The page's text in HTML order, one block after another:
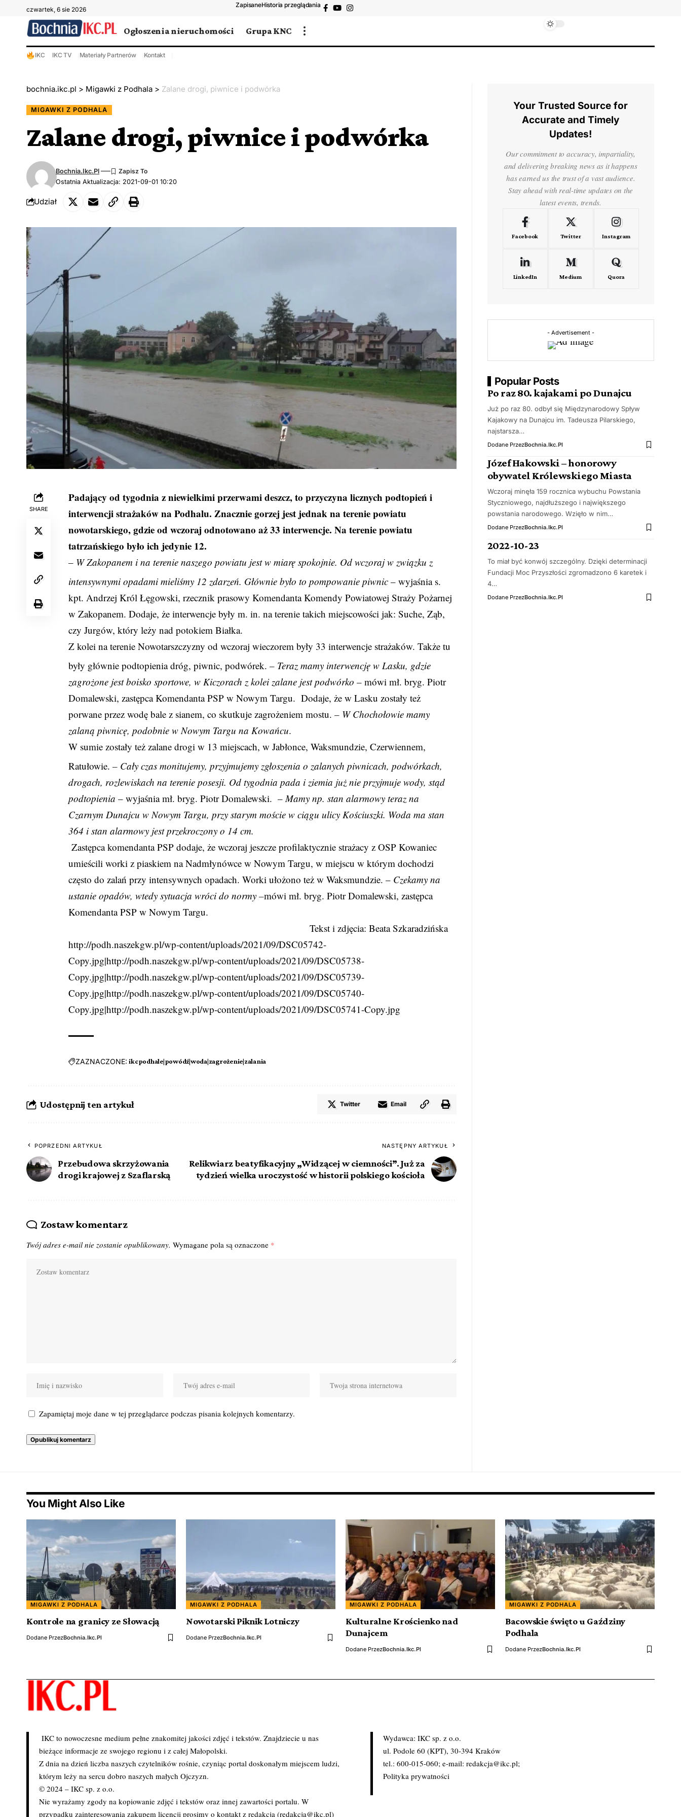
czwartek, 6 sie 2026
ZapisaneHistoria przeglądania
Ogłoszenia nieruchomości Grupa KNC
IKC IKC TV Materiały Partnerów Kontakt
bochnia.ikc.pl > Migawki z Podhala > Zalane drogi, piwnice i podwórka
MIGAWKI Z PODHALA
Zalane drogi, piwnice i podwórka
Ostatnia Aktualizacja: 2021-09-01 10:20
Bochnia.ikc.pl
Udział
SHARE
Padający od tygodnia z niewielkimi przerwami deszcz, to przyczyna licznych podtopień i
interwencji strażaków na Podhalu. Znacznie gorzej jest jednak na terenie powiatu
nowotarskiego, gdzie od wczoraj odnotowano aż 33 interwencje. Na terenie powiatu
tatrzańskiego było ich jedynie 12.
– W Zakopanem i na terenie naszego powiatu jest w miarę spokojnie. Od wczoraj w związku z
intensywnymi opadami mieliśmy 12 zdarzeń. Głównie było to pompowanie piwnic – wyjaśnia s.
kpt. Andrzej Król Łęgowski, rzecznik prasowy Komendanta Komendy Powiatowej Straży Pożarnej
w Zakopanem. Dodaje, że interwencje były m. in. na terenie takich miejscowości jak: Suche, Ząb,
czy Jurgów, który leży nad potokiem Białka.
Z kolei na terenie Nowotarszczyzny od wczoraj wieczorem były 33 interwencje strażaków. Także tu
były głównie podtopienia dróg, piwnic, podwórek.– Teraz mamy interwencję w Lasku, gdzie
zagrożone jest boisko sportowe, w Kiczorach z kolei zalane jest podwórko – mówi mł. bryg. Piotr
Domalewski, zastępca Komendanta PSP w Nowym Targu. Dodaje, że w Lasku zostały też
porwane przez wodę bale z sianem, co skutkuje zagrożeniem mostu.– W Chochołowie mamy
zalaną piwnicę, podobnie w Nowym Targu na Kowańcu.
W sumie zostały też zalane drogi w 13 miejscach, w Jabłonce, Waksmundzie, Czerwiennem,
Ratułowie.– Cały czas monitujemy, przyjmujemy zgłoszenia o zalanych piwnicach, podwórkach,
drogach, rozlewiskach na terenie posesji. Od tygodnia pada i ziemia już nie przyjmuje wody, stąd
podtopienia – wyjaśnia mł. bryg. Piotr Domalewski. –Mamy np. stan alarmowy teraz na
Czarnym Dunajcu w Nowym Targu, przy starym moście w ciągu ulicy Kościuszki. Woda ma stan
364 i stan alarmowy jest przekroczony o 14 cm.
Zastępca komendanta PSP dodaje, że wczoraj jeszcze profilaktycznie strażacy z OSP Kowaniec
umieścili worki z piaskiem na Nadmłynówce w Nowym Targu, w miejscu w którym dochodzi
często do zalań przy intensywnych opadach. Worki ułożono też w Waksmundzie. – Czekamy na
ustanie opadów, wtedy sytuacja wróci do normy –mówi mł. bryg. Piotr Domalewski, zastępca
Komendanta PSP w Nowym Targu.
Tekst i zdjęcia: Beata Szkaradzińska
http://podh.naszekgw.pl/wp-content/uploads/2021/09/DSC05742-
Copy.jpg|http://podh.naszekgw.pl/wp-content/uploads/2021/09/DSC05738-
Copy.jpg|http://podh.naszekgw.pl/wp-content/uploads/2021/09/DSC05739-
Copy.jpg|http://podh.naszekgw.pl/wp-content/uploads/2021/09/DSC05740-
Copy.jpg|http://podh.naszekgw.pl/wp-content/uploads/2021/09/DSC05741-Copy.jpg
ZAZNACZONE: ikcpodhale|powódź|woda|zagrożenie|zalania
Udostępnij ten artykuł Twitter Email
POPRZEDNI ARTYKUŁ
Przebudowa skrzyżowania
drogi krajowej z Szaflarską
NASTĘPNY ARTYKUŁ
Relikwiarz beatyfikacyjny „Widzącej w ciemności”. Już za
tydzień wielka uroczystość w historii polskiego kościoła
Zostaw komentarz
Twój adres e-mail nie zostanie opublikowany. Wymagane pola są oznaczone *
Zapamiętaj moje dane w tej przeglądarce podczas pisania kolejnych komentarzy.
Your Trusted Source for
Accurate and Timely
Updates!
Our commitment to accuracy, impartiality,
and delivering breaking news as it happens
has earned us the trust of a vast audience.
Stay ahead with real-time updates on the
latest events, trends.
Facebook Twitter Instagram
LinkedIn Medium Quora
- Advertisement -
Popular Posts
Po raz 80. kajakami po Dunajcu
Już po raz 80. odbył się Międzynarodowy Spływ
Kajakowy na Dunajcu im. Tadeusza Pilarskiego,
najstarsza…
Dodane PrzezBochnia.ikc.pl
Józef Hakowski – honorowy
obywatel Królewskiego Miasta
Wczoraj minęła 159 rocznica wybuchu Powstania
Styczniowego, najdłuższego i największego
powstania narodowego. Wzięło w nim…
Dodane PrzezBochnia.ikc.pl
2022-10-23
To miał być konwój szczególny. Dzięki determinacji
Fundacji Moc Przyszłości zgromadzono 6 karetek i
4…
Dodane PrzezBochnia.ikc.pl
You Might Also Like
MIGAWKI Z PODHALA
Kontrole na granicy ze Słowacją
Dodane PrzezBochnia.ikc.pl
MIGAWKI Z PODHALA
Nowotarski Piknik Lotniczy
Dodane PrzezBochnia.ikc.pl
MIGAWKI Z PODHALA
Kulturalne Krościenko nad
Dunajcem
Dodane PrzezBochnia.ikc.pl
MIGAWKI Z PODHALA
Bacowskie święto u Gaździny
Podhala
Dodane PrzezBochnia.ikc.pl
IKC to nowoczesne medium pełne znakomitej jakości zdjęć i tekstów. Znajdziecie u nas
bieżące informacje ze swojego regionu i z całej Małopolski.
Z dnia na dzień liczba naszych czytelników rośnie, czyniąc portal doskonałym miejscem ludzi,
którym leży na sercu dobro naszych małych Ojczyzn.
© 2024 – IKC sp. z o.o.
Nie wyrażamy zgody na kopiowanie zdjęć i tekstów oraz innej zawartości portalu. W
przypadku zainteresowania zakupem licencji prosimy o kontakt z redakcją (redakcja@ikc.pl)
Wydawca: IKC sp. z o.o.
ul. Podole 60 (KPT), 30-394 Kraków
tel.: 600-015-060; e-mail:redakcja@ikc.pl;
Polityka prywatności